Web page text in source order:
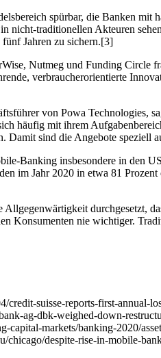
spürbar, die Banken
nicht-traditionellen Akteuren
Jahren zu sichern.[3]
Nutmeg und Funding Circle
verbraucherorientierte
von Powa Technologies,
häufig mit ihrem
Damit sind die Angebote speziell
Banking insbesondere in den
im Jahr 2020 in etwa 81
durchgesetzt,
Konsumenten nie wichtiger.
suisse-reports-first-annual-
ag-dbk-weighed-down-
capital-markets/banking-2020/
chicago/despite-rise-in-mobile-